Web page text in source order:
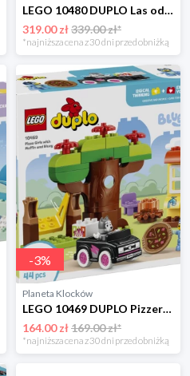
LEGO 10480 DUPLO Las odkrywców z dzikimi zwierzętami Lego
319.00 zł339.00 zł*
*najniższa cena z 30 dni przed obniżką
-3%
Planeta Klocków
LEGO 10469 DUPLO Pizzerki z Muffinką i Blue Lego
164.00 zł169.00 zł*
*najniższa cena z 30 dni przed obniżką